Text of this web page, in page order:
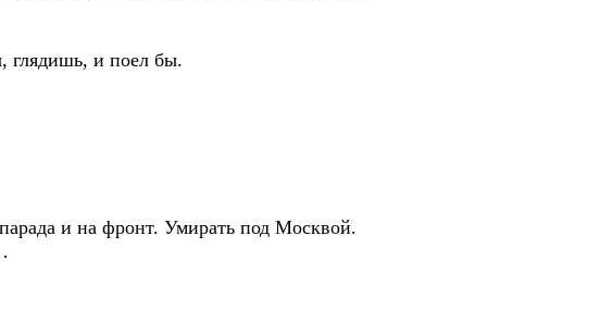
и поел бы.
и на фронт. Умирать под Москвой.